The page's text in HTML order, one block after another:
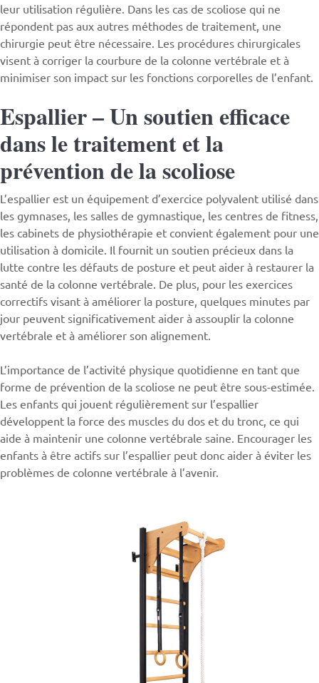
leur utilisation régulière. Dans les cas de scoliose qui ne
répondent pas aux autres méthodes de traitement, une
chirurgie peut être nécessaire. Les procédures chirurgicales
visent à corriger la courbure de la colonne vertébrale et à
minimiser son impact sur les fonctions corporelles de l’enfant.
Espallier – Un soutien efficace
dans le traitement et la
prévention de la scoliose
L’espallier est un équipement d’exercice polyvalent utilisé dans
les gymnases, les salles de gymnastique, les centres de fitness,
les cabinets de physiothérapie et convient également pour une
utilisation à domicile. Il fournit un soutien précieux dans la
lutte contre les défauts de posture et peut aider à restaurer la
santé de la colonne vertébrale. De plus, pour les exercices
correctifs visant à améliorer la posture, quelques minutes par
jour peuvent significativement aider à assouplir la colonne
vertébrale et à améliorer son alignement.
L’importance de l’activité physique quotidienne en tant que
forme de prévention de la scoliose ne peut être sous-estimée.
Les enfants qui jouent régulièrement sur l’espallier
développent la force des muscles du dos et du tronc, ce qui
aide à maintenir une colonne vertébrale saine. Encourager les
enfants à être actifs sur l’espallier peut donc aider à éviter les
problèmes de colonne vertébrale à l’avenir.